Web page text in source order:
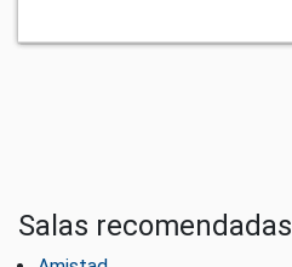
Salas recomendadas